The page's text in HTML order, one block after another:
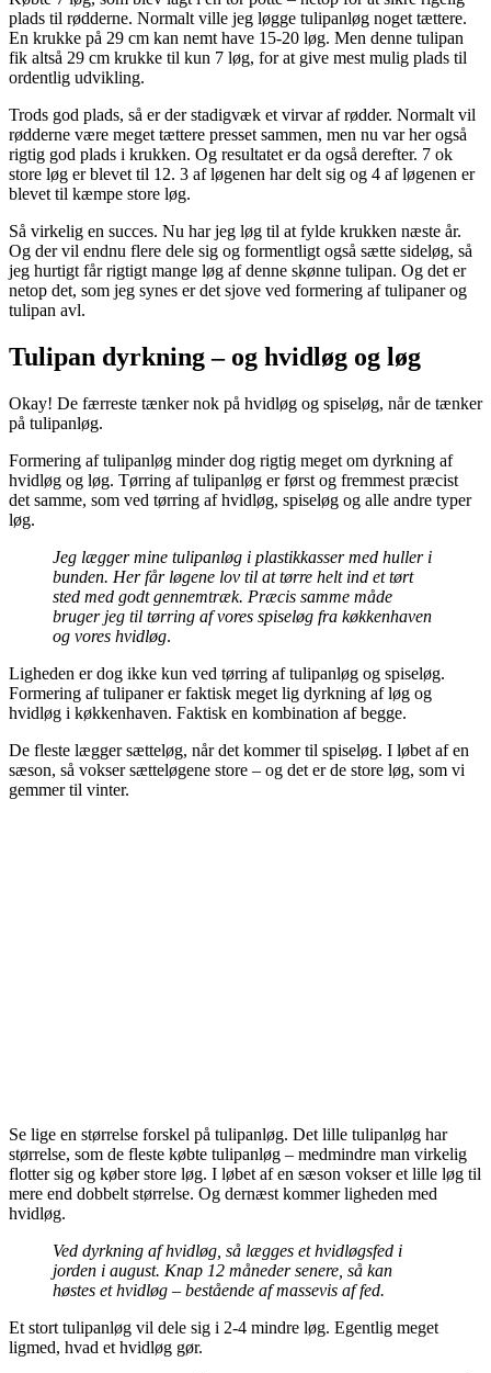
plads til rødderne. Normalt ville jeg løgge tulipanløg noget tættere.
En krukke på 29 cm kan nemt have 15-20 løg. Men denne tulipan
fik altså 29 cm krukke til kun 7 løg, for at give mest mulig plads til
ordentlig udvikling.
Trods god plads, så er der stadigvæk et virvar af rødder. Normalt vil
rødderne være meget tættere presset sammen, men nu var her også
rigtig god plads i krukken. Og resultatet er da også derefter. 7 ok
store løg er blevet til 12. 3 af løgenen har delt sig og 4 af løgenen er
blevet til kæmpe store løg.
Så virkelig en succes. Nu har jeg løg til at fylde krukken næste år.
Og der vil endnu flere dele sig og formentligt også sætte sideløg, så
jeg hurtigt får rigtigt mange løg af denne skønne tulipan. Og det er
netop det, som jeg synes er det sjove ved formering af tulipaner og
tulipan avl.
Tulipan dyrkning – og hvidløg og løg
Okay! De færreste tænker nok på hvidløg og spiseløg, når de tænker
på tulipanløg.
Formering af tulipanløg minder dog rigtig meget om dyrkning af
hvidløg og løg. Tørring af tulipanløg er først og fremmest præcist
det samme, som ved tørring af hvidløg, spiseløg og alle andre typer
løg.
Jeg lægger mine tulipanløg i plastikkasser med huller i
bunden. Her får løgene lov til at tørre helt ind et tørt
sted med godt gennemtræk. Præcis samme måde
bruger jeg til tørring af vores spiseløg fra køkkenhaven
og vores hvidløg.
Ligheden er dog ikke kun ved tørring af tulipanløg og spiseløg.
Formering af tulipaner er faktisk meget lig dyrkning af løg og
hvidløg i køkkenhaven. Faktisk en kombination af begge.
De fleste lægger sætteløg, når det kommer til spiseløg. I løbet af en
sæson, så vokser sætteløgene store – og det er de store løg, som vi
gemmer til vinter.
Se lige en størrelse forskel på tulipanløg. Det lille tulipanløg har
størrelse, som de fleste købte tulipanløg – medmindre man virkelig
flotter sig og køber store løg. I løbet af en sæson vokser et lille løg til
mere end dobbelt størrelse. Og dernæst kommer ligheden med
hvidløg.
Ved dyrkning af hvidløg, så lægges et hvidløgsfed i
jorden i august. Knap 12 måneder senere, så kan
høstes et hvidløg – bestående af massevis af fed.
Et stort tulipanløg vil dele sig i 2-4 mindre løg. Egentlig meget
ligmed, hvad et hvidløg gør.